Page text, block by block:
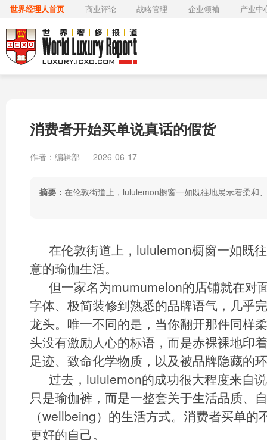
世界经理人首页 商业评论 战略管理 企业领袖 产业中
消费者开始买单说真话的假货
作者：编辑部 2026-06-17
摘要： 在伦敦街道上，lululemon橱窗一如既往地展示着柔和
在伦敦街道上，lululemon橱窗一如既
意的瑜伽生活。
但一家名为mumumelon的店铺就在对
字体、极简装修到熟悉的品牌语气，几乎
龙头。唯一不同的是，当你翻开那件同样
头没有激励人心的标语，而是赤裸裸地印
足迹、致命化学物质，以及被品牌隐藏的
过去，lululemon的成功很大程度来自
只是瑜伽裤，而是一整套关于生活品质、
（wellbeing）的生活方式。消费者买单的
更好的自己。